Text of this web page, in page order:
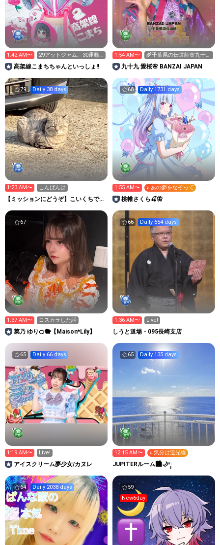
1:42 AM〜
29アットジャム、30運動
会
高架線こまちちゃんといっしょ!!
1:54 AM〜
🌾千葉県の伝道師🌸九十九
愛桜💛
九十九 愛桜🌸 BANZAI JAPAN
79 Daily 38 days
1:23 AM〜 こんばんは
【ミッションにどうぞ】こいくちです
68 Daily 1731 days
1:55 AM〜 ♪ あの夢をなぞって
桃帷さくら🍒🦋
67
1:37 AM〜 コスカラした話
菜乃 ゆり🍊🐘【Maison*Lily】
66 Daily 654 days
1:36 AM〜 Live!
しうと道場・095長崎支店
65 Daily 66 days
1:19 AM〜 Live!
アイスクリーム夢少女/カヌレ
65 Daily 135 days
12:15 AM〜 ♪ 気分は逆光線
JUPITERルーム🏙🌙*·̩͙
64 Daily 2038 days
59
New6day